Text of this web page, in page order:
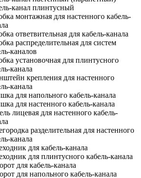
канал плинтусный
монтажная для настенного кабель-
ответвительная для кабель-канала
распределительная для систем
каналов
установочная для плинтусного
канала
крепления для настенного
канала
для напольного кабель-канала
для настенного кабель-канала
лицевая для настенного кабель-
разделительная для настенного
канала
для кабель-канала
для плинтусного кабель-канала
для кабель-канала
для напольного кабель-канала